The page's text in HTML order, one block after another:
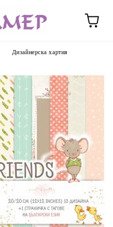
Дизайнерска хартия